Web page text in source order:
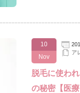
10
Nov
ア
脱毛に使わ
の秘密【医